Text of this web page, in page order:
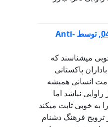
,توسط Anti-
میشناسند که
پاکستانی
انسانی همیشه
نباشد اما
به خوبی ثابت میکند
ترويج فرهنگ دشنام